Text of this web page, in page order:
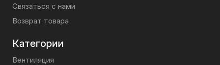
Связаться с нами
Возврат товара
Категории
Вентиляция